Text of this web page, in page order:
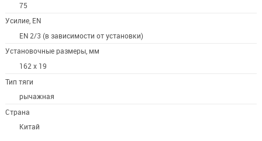
75
Усилие, EN
EN 2/3 (в зависимости от установки)
Установочные размеры, мм
162 х 19
Тип тяги
рычажная
Страна
Китай